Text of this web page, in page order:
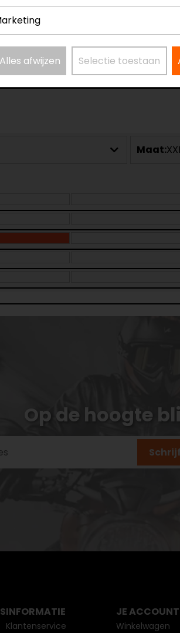
Maat:
Op de hoogte
Alles afwijzen Selectie toestaan
INFORMATIE
Klantenservice
JE ACCOUNT
Winkelwagen